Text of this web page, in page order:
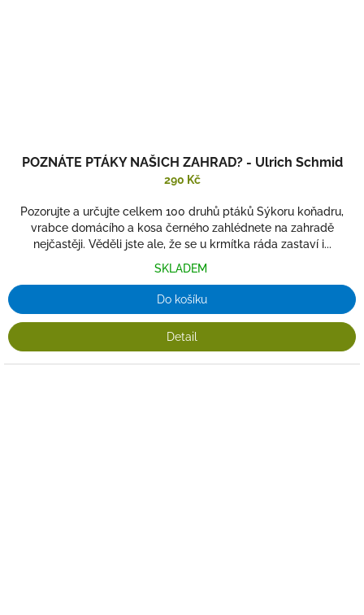
POZNÁTE PTÁKY NAŠICH ZAHRAD? - Ulrich Schmid
290 Kč
Pozorujte a určujte celkem 100 druhů ptáků Sýkoru koňadru,
vrabce domácího a kosa černého zahlédnete na zahradě
nejčastěji. Věděli jste ale, že se u krmítka ráda zastaví i...
SKLADEM
Do košíku
Detail